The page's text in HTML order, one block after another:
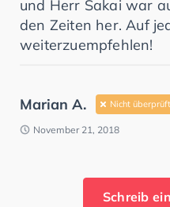
und Herr Sakai war
den Zeiten her. Auf
weiterzuempfehlen!
Marian A. Nicht
November 21, 2018
Schreib